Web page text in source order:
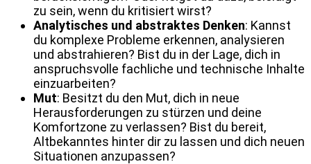
zu sein, wenn du kritisiert wirst?
Analytisches und abstraktes Denken: Kannst
du komplexe Probleme erkennen, analysieren
und abstrahieren? Bist du in der Lage, dich in
anspruchsvolle fachliche und technische Inhalte
einzuarbeiten?
Mut: Besitzt du den Mut, dich in neue
Herausforderungen zu stürzen und deine
Komfortzone zu verlassen? Bist du bereit,
Altbekanntes hinter dir zu lassen und dich neuen
Situationen anzupassen?